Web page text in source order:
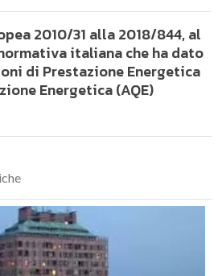
2010/31 alla 2018/844, al
italiana che ha dato
di Prestazione Energetica
Energetica (AQE)